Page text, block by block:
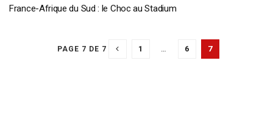
France-Afrique du Sud : le Choc au Stadium
PAGE 7 DE 7 1 6 7